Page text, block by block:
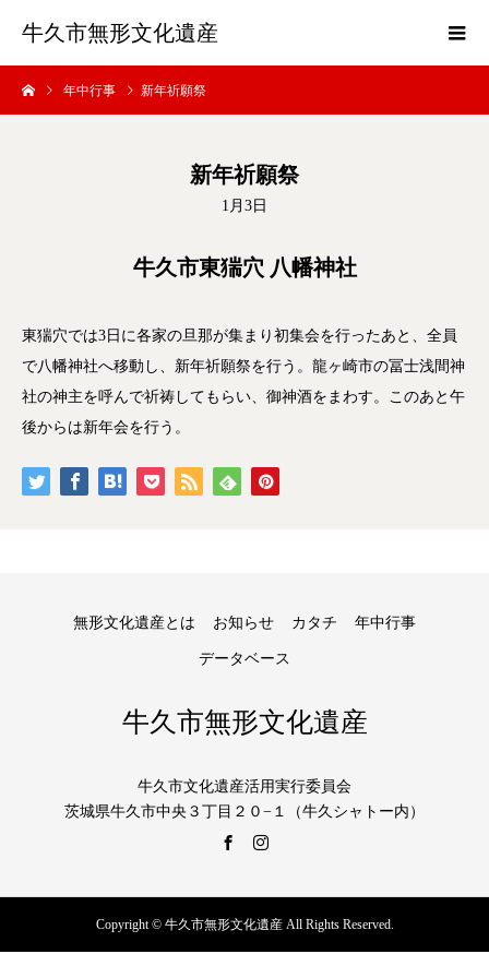
牛久市無形文化遺産
年中行事 新年祈願祭
新年祈願祭
1月3日
牛久市東猯穴 八幡神社
東猯穴では3日に各家の旦那が集まり初集会を行ったあと、全員
で八幡神社へ移動し、新年祈願祭を行う。龍ヶ崎市の冨士浅間神
社の神主を呼んで祈祷してもらい、御神酒をまわす。このあと午
後からは新年会を行う。
無形文化遺産とは お知らせ カタチ 年中行事
データベース
牛久市無形文化遺産
牛久市文化遺産活用実行委員会
茨城県牛久市中央３丁目２０−１（牛久シャトー内）
Copyright © 牛久市無形文化遺産 All Rights Reserved.